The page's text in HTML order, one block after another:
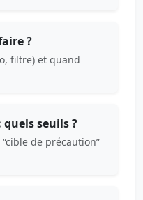
?
filtre) et quand
seuils ?
de précaution”